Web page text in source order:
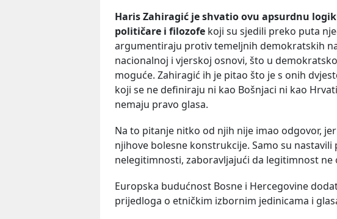
Haris Zahiragić je shvatio ovu apsurdnu
političare i filozofe koji su sjedili preko puta
argumentiraju protiv temeljnih demokratskih
nacionalnoj i vjerskoj osnovi, što u
moguće. Zahiragić ih je pitao što je s onih
koji se ne definiraju ni kao Bošnjaci ni kao
nemaju pravo glasa.
Na to pitanje nitko od njih nije imao odgovor,
njihove bolesne konstrukcije. Samo su
nelegitimnosti, zaboravljajući da legitimnost ne
Europska budućnost Bosne i Hercegovine
prijedloga o etničkim izbornim jedinicama i